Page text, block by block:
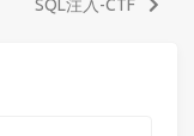
SQL注入-CTF